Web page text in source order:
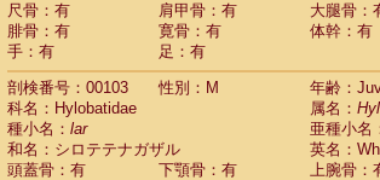
尺骨：有
肩甲骨：有
大腿骨：
腓骨：有
寛骨：有
体幹：有
手：有
足：有
剖検番号：00103
性別：M
年齢：
科名：Hylobatidae
属名：
種小名： lar
亜種小名
和名：シロテテナガザル
英名：
頭蓋骨：有
下顎骨：有
上腕骨：